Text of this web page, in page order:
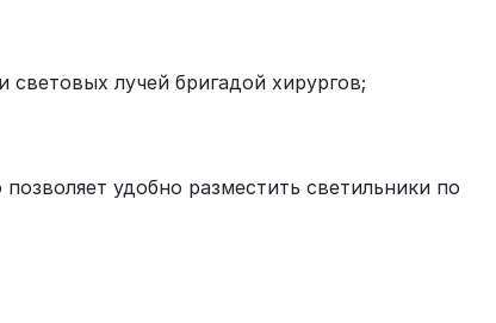
лучей бригадой хирургов;
удобно разместить светильники по